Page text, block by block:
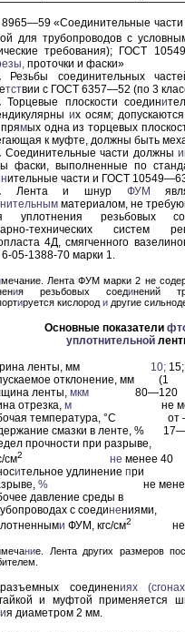
«Соединительные ча
для трубопроводов с
требования); ГОСТ
проточки и
Резьбы соединительных
тствии с ГОСТ 6357—52 (по 3
Торцевые плоскости соедини
их осям;
мых одна из торцевых
к муфте, должны быть
Соединительные части должны и
фаски, выполненные по
нительные части и ГОСТ
Лента и шнур ФУМ
материалом, не
уплотнения резьбовых
технических систем
4Д, смягченного
05-1388-70 марки 1.
мечание. Лента ФУМ марки 2 не
ия резьбовых соединений
ируется кислород и другие
Основные показатели
уплотнительной
ленты, мм 10;
отклонение, мм (1
ленты, мкм 80—120
отрезка, м не
температура, °С от
смазки в ленте, %
прочности при разрыве,
см2 не менее 40
ительное удлинение при
% не менее
давление среды в
с соединениями,
и ФУМ, кгс/см2 не
ние. Лента других размеров
соединениях
и муфтой применяется
ия диаметром 2 мм.